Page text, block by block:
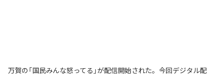
万賀の「国民みんな怒ってる」が配信開始された。今回デジタル配